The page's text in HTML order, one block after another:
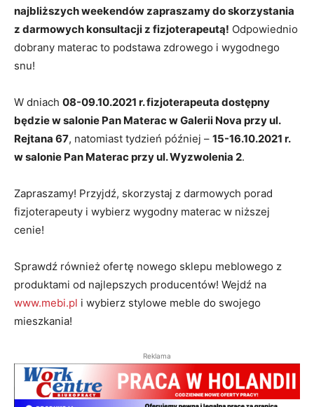
najbliższych weekendów zapraszamy do skorzystania
z darmowych konsultacji z fizjoterapeutą! Odpowiednio
dobrany materac to podstawa zdrowego i wygodnego
snu!
W dniach 08-09.10.2021 r. fizjoterapeuta dostępny
będzie w salonie Pan Materac w Galerii Nova przy ul.
Rejtana 67, natomiast tydzień później – 15-16.10.2021 r.
w salonie Pan Materac przy ul. Wyzwolenia 2.
Zapraszamy! Przyjdź, skorzystaj z darmowych porad
fizjoterapeuty i wybierz wygodny materac w niższej
cenie!
Sprawdź również ofertę nowego sklepu meblowego z
produktami od najlepszych producentów! Wejdź na
www.mebi.pl i wybierz stylowe meble do swojego
mieszkania!
Reklama